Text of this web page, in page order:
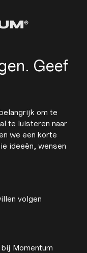
Geef
om te
te luisteren naar
we een korte
ideeën, wensen
volgen
Momentum